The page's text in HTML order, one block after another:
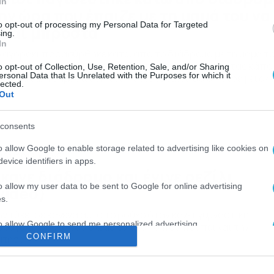
opt-out of processing my Personal Data for Targeted
opt-out of Collection, Use, Retention, Sale, and/or Sharing
Data that Is Unrelated with the Purposes for which it
allow Google to enable storage related to advertising like cookies on
identifiers in apps.
allow my user data to be sent to Google for online advertising
allow Google to send me personalized advertising.
CONFIRM
μπροστά
τον δει αμέσως και να ταλαιπωρηθεί αποκτώντας
Η δημοσίευση του περιστατικού θα αποτρέψει
από το να κάνουν αυτό
01/2018 17:51
τα ρούχα του όχι με το τρόπο που πρέπει και την